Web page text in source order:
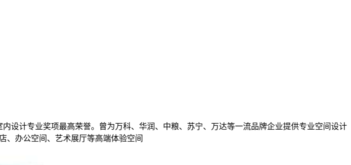
设计专业奖项最高荣誉。曾为万科、华润、中粮、苏宁、万达等一流品牌企业提供专业空间设计
、办公空间、艺术展厅等高端体验空间